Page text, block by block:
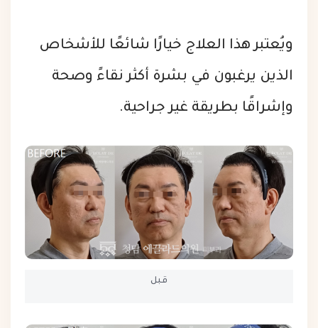
ويُعتبر هذا العلاج خيارًا شائعًا للأشخاص
الذين يرغبون في بشرة أكثر نقاءً وصحة
وإشراقًا بطريقة غير جراحية.
قبل